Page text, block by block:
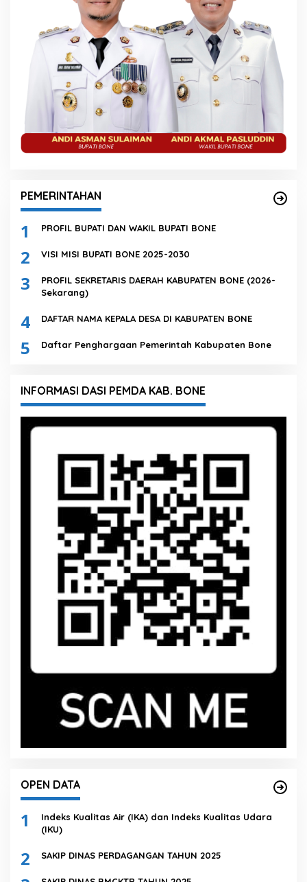
PEMERINTAHAN
1 PROFIL BUPATI DAN WAKIL BUPATI BONE
2 VISI MISI BUPATI BONE 2025-2030
3
PROFIL SEKRETARIS DAERAH KABUPATEN BONE (2026-
Sekarang)
4 DAFTAR NAMA KEPALA DESA DI KABUPATEN BONE
5 Daftar Penghargaan Pemerintah Kabupaten Bone
INFORMASI DASI PEMDA KAB. BONE
OPEN DATA
1
Indeks Kualitas Air (IKA) dan Indeks Kualitas Udara
(IKU)
2 SAKIP DINAS PERDAGANGAN TAHUN 2025